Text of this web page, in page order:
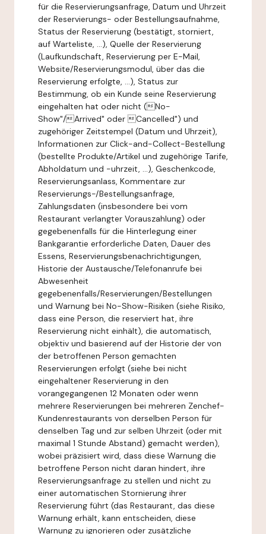
für die Reservierungsanfrage, Datum und Uhrzeit
der Reservierungs- oder Bestellungsaufnahme,
Status der Reservierung (bestätigt, storniert,
auf Warteliste, ...), Quelle der Reservierung
(Laufkundschaft, Reservierung per E-Mail,
Website/Reservierungsmodul, über das die
Reservierung erfolgte, ...), Status zur
Bestimmung, ob ein Kunde seine Reservierung
eingehalten hat oder nicht (No-
Show"/Arrived" oder Cancelled") und
zugehöriger Zeitstempel (Datum und Uhrzeit),
Informationen zur Click-and-Collect-Bestellung
(bestellte Produkte/Artikel und zugehörige Tarife,
Abholdatum und -uhrzeit, ...), Geschenkcode,
Reservierungsanlass, Kommentare zur
Reservierungs-/Bestellungsanfrage,
Zahlungsdaten (insbesondere bei vom
Restaurant verlangter Vorauszahlung) oder
gegebenenfalls für die Hinterlegung einer
Bankgarantie erforderliche Daten, Dauer des
Essens, Reservierungsbenachrichtigungen,
Historie der Austausche/Telefonanrufe bei
Abwesenheit
gegebenenfalls/Reservierungen/Bestellungen
und Warnung bei No-Show-Risiken (siehe Risiko,
dass eine Person, die reserviert hat, ihre
Reservierung nicht einhält), die automatisch,
objektiv und basierend auf der Historie der von
der betroffenen Person gemachten
Reservierungen erfolgt (siehe bei nicht
eingehaltener Reservierung in den
vorangegangenen 12 Monaten oder wenn
mehrere Reservierungen bei mehreren Zenchef-
Kundenrestaurants von derselben Person für
denselben Tag und zur selben Uhrzeit (oder mit
maximal 1 Stunde Abstand) gemacht werden),
wobei präzisiert wird, dass diese Warnung die
betroffene Person nicht daran hindert, ihre
Reservierungsanfrage zu stellen und nicht zu
einer automatischen Stornierung ihrer
Reservierung führt (das Restaurant, das diese
Warnung erhält, kann entscheiden, diese
Warnung zu ignorieren oder zusätzliche